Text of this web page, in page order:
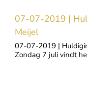
07-07-2019 |
Meijel
07-07-2019 |
Zondag 7 juli vindt